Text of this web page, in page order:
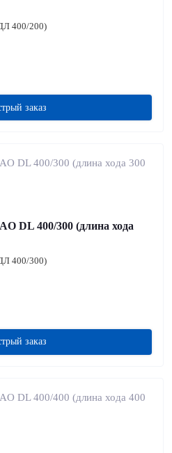
400/200)
заказ
DL 400/300 (длина хода
400/300)
заказ